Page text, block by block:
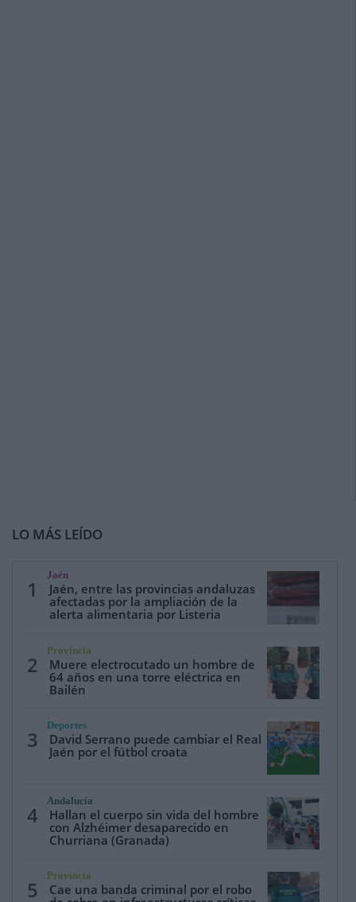
LO MÁS LEÍDO
1
Jaén
Jaén, entre las provincias andaluzas
afectadas por la ampliación de la
alerta alimentaria por Listeria
2
Provincia
Muere electrocutado un hombre de
64 años en una torre eléctrica en
Bailén
3
Deportes
David Serrano puede cambiar el Real
Jaén por el fútbol croata
4
Andalucía
Hallan el cuerpo sin vida del hombre
con Alzhéimer desaparecido en
Churriana (Granada)
5
Provincia
Cae una banda criminal por el robo